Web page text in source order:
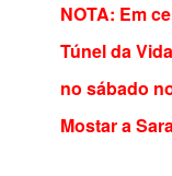
NOTA: Em
Túnel da
no sábado
Mostar a